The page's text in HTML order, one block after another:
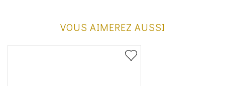
VOUS AIMEREZ AUSSI